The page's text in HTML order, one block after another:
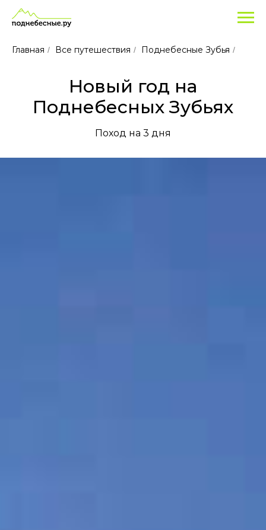
Главная / Все путешествия / Поднебесные Зубья /
Новый год на
Поднебесных Зубьях
Поход на 3 дня